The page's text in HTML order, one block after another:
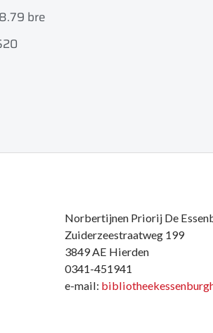
bre
Norbertijnen Priorij De
Zuiderzeestraatweg 199
3849 AE Hierden
0341-451941
e-mail: